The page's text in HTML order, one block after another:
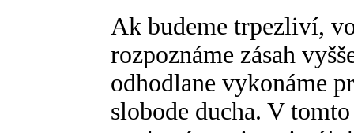
Ak budeme trpezliví,
rozpoznáme zásah
odhodlane vykonáme
slobode ducha. V